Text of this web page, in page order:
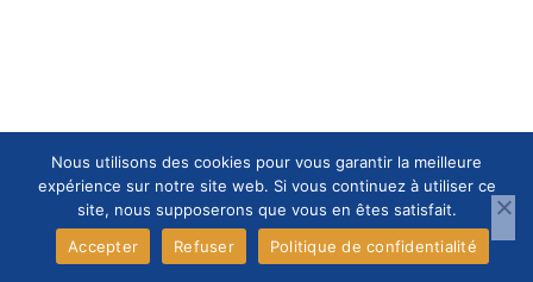
Nous utilisons des cookies pour vous garantir la meilleure
expérience sur notre site web. Si vous continuez à utiliser ce
site, nous supposerons que vous en êtes satisfait.
Accepter
Refuser Politique de confidentialité